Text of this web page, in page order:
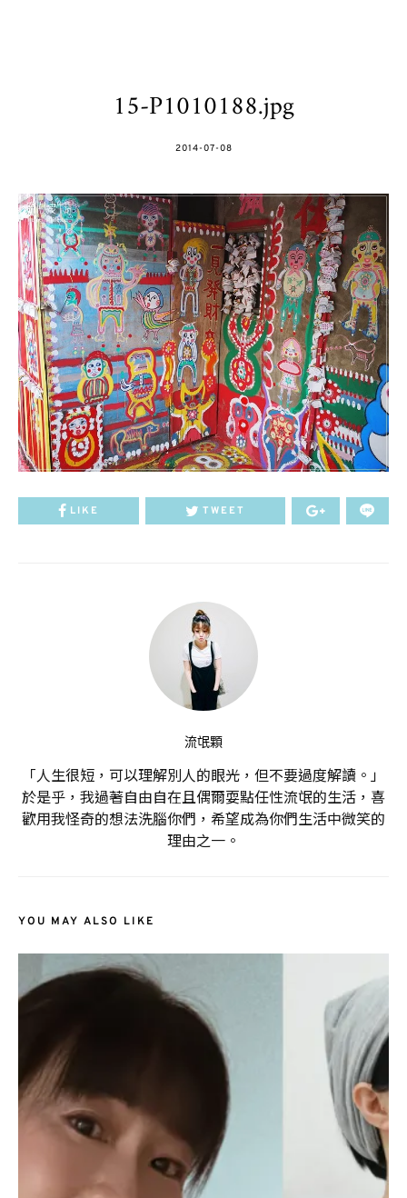
15-P1010188.jpg
POSTED
2014-07-08
LIKE TWEET
流氓顆
「人生很短，可以理解別人的眼光，但不要過度解讀。」
於是乎，我過著自由自在且偶爾耍點任性流氓的生活，喜
歡用我怪奇的想法洗腦你們，希望成為你們生活中微笑的
理由之一。
YOU MAY ALSO LIKE